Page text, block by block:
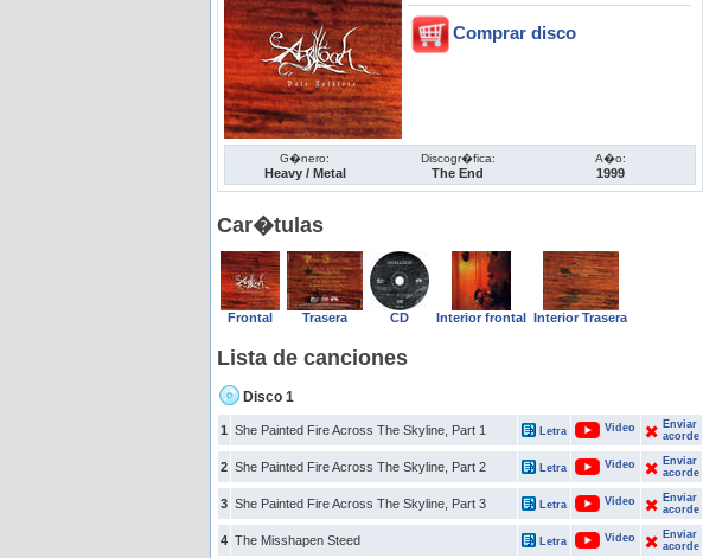
Comprar disco
G�nero:
Heavy / Metal
Discogr�fica:
The End
A�o:
1999
Car�tulas
Frontal Trasera CD Interior frontal Interior Trasera
Lista de canciones
Disco 1
1 She Painted Fire Across The Skyline, Part 1 Letra Video
Enviar
acorde
2 She Painted Fire Across The Skyline, Part 2 Letra Video
Enviar
acorde
3 She Painted Fire Across The Skyline, Part 3 Letra Video
Enviar
acorde
4 The Misshapen Steed Letra Video
Enviar
acorde